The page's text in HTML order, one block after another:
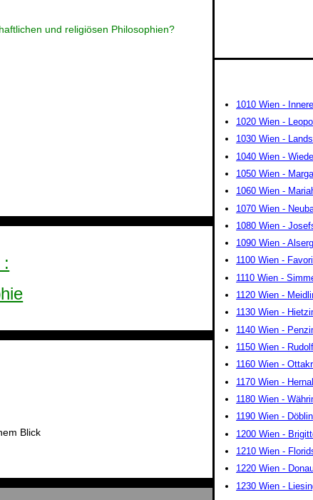
und religiösen Philosophien?
Blick
1010 Wien -
1020 Wien -
1030 Wien -
1040 Wien -
1050 Wien -
1060 Wien -
1070 Wien -
1080 Wien -
1090 Wien -
1100 Wien -
1110 Wien -
1120 Wien -
1130 Wien -
1140 Wien -
1150 Wien -
1160 Wien -
1170 Wien -
1180 Wien -
1190 Wien -
1200 Wien -
1210 Wien -
1220 Wien -
1230 Wien -